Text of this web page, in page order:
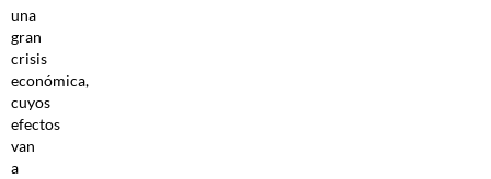
una
gran
crisis
económica,
cuyos
efectos
van
a